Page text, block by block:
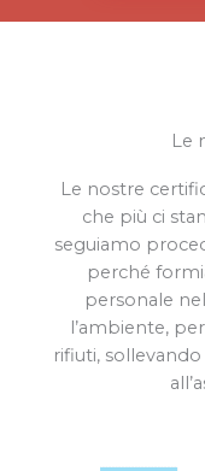
Le
Le nostre
che più ci
seguiamo
perché
personale
l’ambiente,
rifiuti, sollevando